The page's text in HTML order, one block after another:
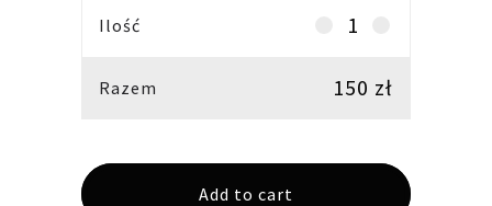
Ilość
Abażur
30/15H18
biały
Razem 150 zł
Add to cart